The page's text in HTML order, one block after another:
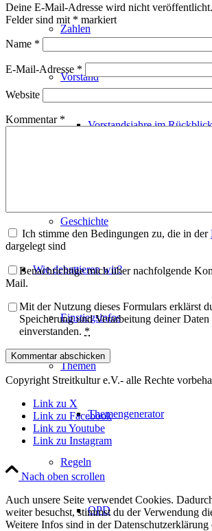
Zahlen
Vorstand
Vorstandsjahre im Rückblick
Geschichte
Wie debattieren wir?
Einstiegsinfos
Themen
Themengenerator
Regeln
OPD
Deine E-Mail-Adresse wird nicht veröffentlicht.
Felder sind mit * markiert
Name *
E-Mail-Adresse *
Website
Kommentar *
Ich stimme den Bedingungen zu, die in der
dargelegt sind
Benachrichtige mich über nachfolgende
Mail.
Mit der Nutzung dieses Formulars erklärst
Speicherung und Verarbeitung deiner
einverstanden. *
Copyright Streitkultur e.V.- alle Rechte
Link zu X
Link zu Facebook
Link zu Youtube
Link zu Instagram
Nach oben scrollen
Auch unsere Seite verwendet Cookies.
weiter besuchst, stimmst du der Verwendung
Weitere Infos sind in der Datenschutzerklärung